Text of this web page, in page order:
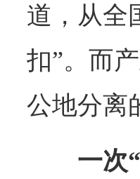
道，从全
扣”。而
公地分离
一次